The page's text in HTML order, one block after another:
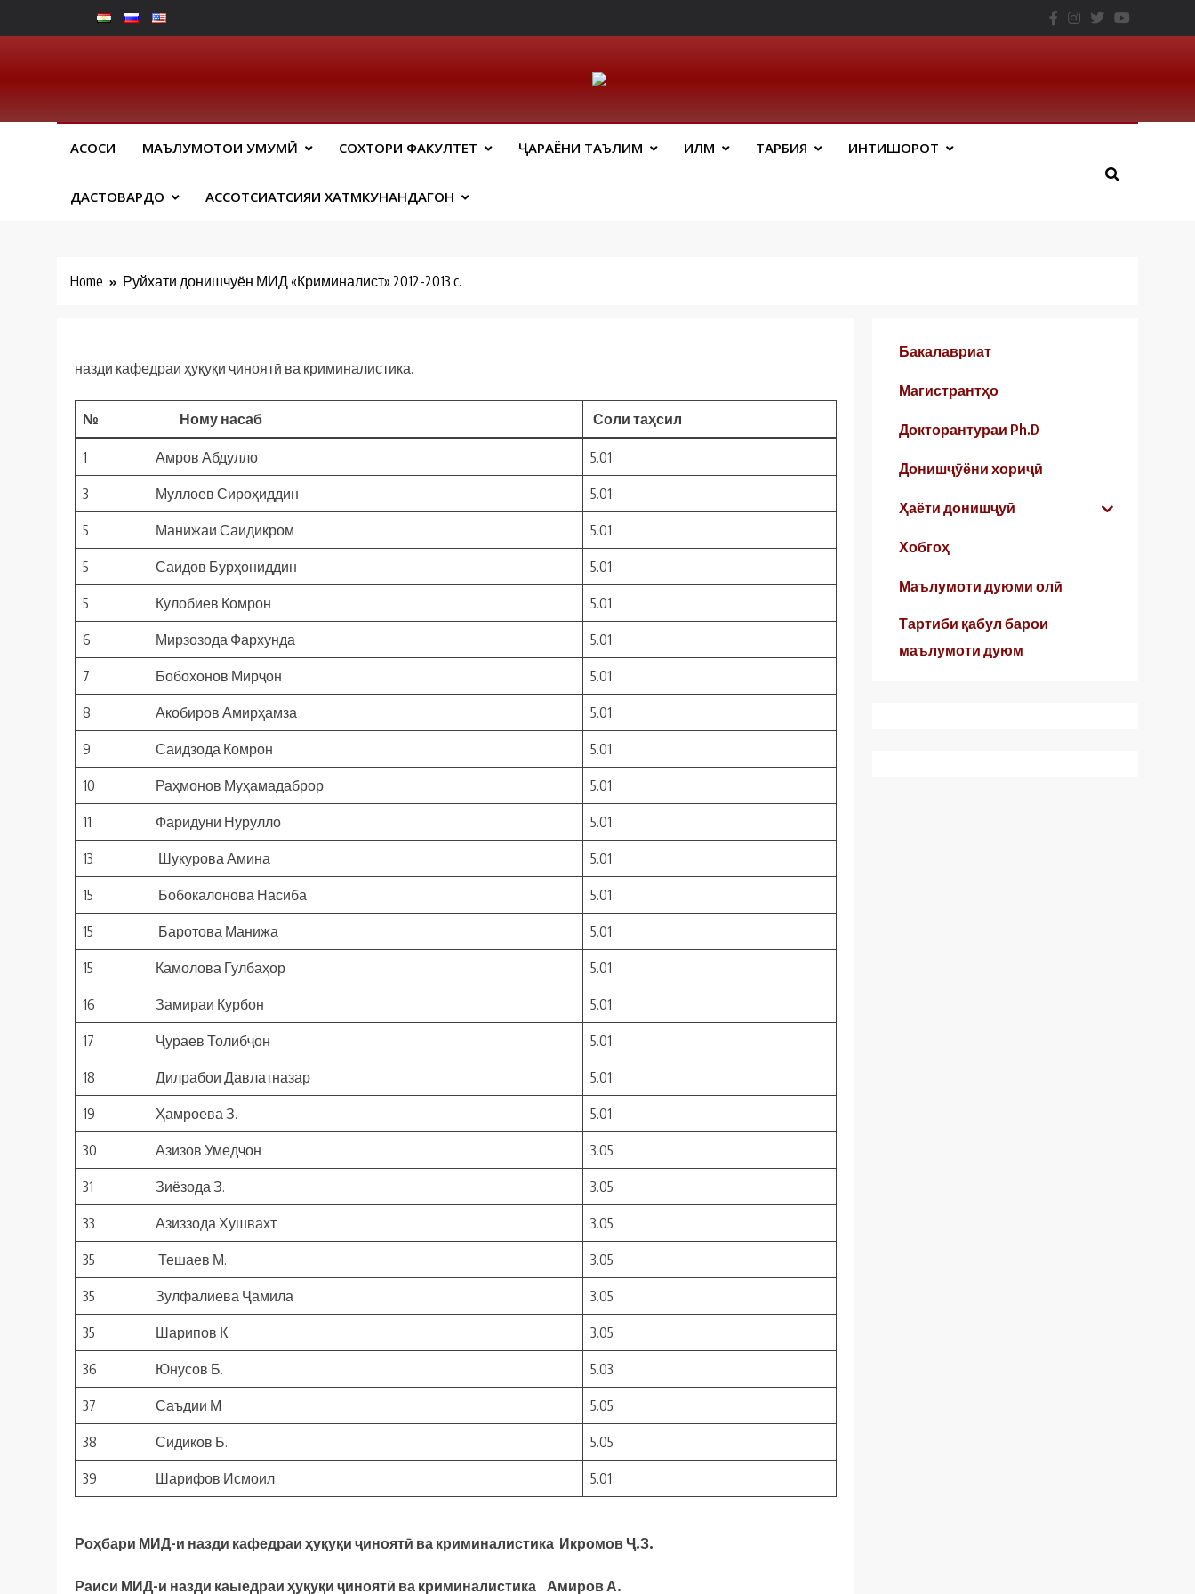
to
Юридический Факальтет – ТНУ
АСОСИ МАЪЛУМОТҲОИ УМУМӢ СОХТОРИ ФАКУЛТЕТ ҶАРАЁНИ ТАЪЛИМ ИЛМ ТАРБИЯ ИНТИШОРОТ
ДАСТОВАРДҲО АССОТСИАТСИЯИ ХАТМКУНАНДАГОН
Home Руйхати донишчуён МИД «Криминалист» 2012-2013 c.
назди кафедраи ҳуқуқи ҷиноятӣ ва криминалистика.
№ Ному насаб Соли таҳсил
1 Амров Абдулло 5.01
3 Муллоев Сироҳиддин 5.01
5 Манижаи Саидикром 5.01
5 Саидов Бурҳониддин 5.01
5 Кулобиев Комрон 5.01
6 Мирзозода Фархунда 5.01
7 Бобохонов Мирҷон 5.01
8 Акобиров Амирҳамза 5.01
9 Саидзода Комрон 5.01
10 Раҳмонов Муҳамадаброр 5.01
11 Фаридуни Нурулло 5.01
13 Шукурова Амина 5.01
15 Бобокалонова Насиба 5.01
15 Баротова Манижа 5.01
15 Камолова Гулбаҳор 5.01
16 Замираи Курбон 5.01
17 Ҷураев Толибҷон 5.01
18 Дилрабои Давлатназар 5.01
19 Ҳамроева З. 5.01
30 Азизов Умедҷон 3.05
31 Зиёзода З. 3.05
33 Азиззода Хушвахт 3.05
35 Тешаев М. 3.05
35 Зулфалиева Ҷамила 3.05
35 Шарипов К. 3.05
36 Юнусов Б. 5.03
37 Саъдии М 5.05
38 Сидиков Б. 5.05
39 Шарифов Исмоил 5.01
Роҳбари МИД-и назди кафедраи ҳуқуқи ҷиноятӣ ва криминалистика Икромов Ҷ.З.
Раиси МИД-и назди каыедраи ҳуқуқи ҷиноятӣ ва криминалистика Амиров А.
Бакалавриат
Магистрантҳо
Докторантураи Ph.D
Донишҷӯёни хориҷӣ
Ҳаёти донишҷуӣ
Хобгоҳ
Маълумоти дуюми олӣ
Тартиби қабул барои
маълумоти дуюм